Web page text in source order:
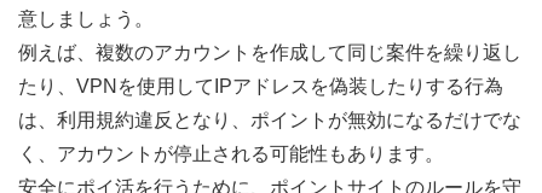
意しましょう。
例えば、複数のアカウントを作成して同じ案件を繰り返し
たり、VPNを使用してIPアドレスを偽装したりする行為
は、利用規約違反となり、ポイントが無効になるだけでな
く、アカウントが停止される可能性もあります。
安全にポイ活を行うために、ポイントサイトのルールを守